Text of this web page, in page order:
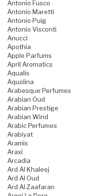
Antonio Fusco
Antonio Maretti
Antonio Puig
Antonio Visconti
Anucci
Apothia
Apple Parfums
April Aromatics
Aqualis
Aquolina
Arabesque Perfumes
Arabian Oud
Arabian Prestige
Arabian Wind
Arabic Perfumes
Arabiyat
Aramis
Araxi
Arcadia
Ard Al Khaleej
Ard Al Oud
Ard Al Zaafaran